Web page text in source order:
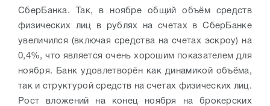
СберБанка. Так, в ноябре общий объём средств
физических лиц в рублях на счетах в СберБанке
увеличился (включая средства на счетах эскроу) на
0,4%, что является очень хорошим показателем для
ноября. Банк удовлетворён как динамикой объёма,
так и структурой средств на счетах физических лиц.
Рост вложений на конец ноября на брокерских